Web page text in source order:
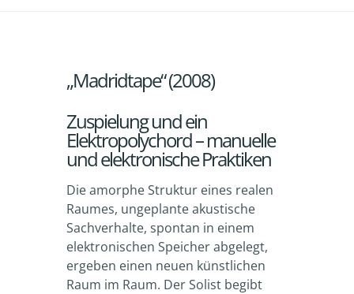
„Madridtape“ (2008)
Zuspielung und ein
Elektropolychord – manuelle
und elektronische Praktiken
Die amorphe Struktur eines realen
Raumes, ungeplante akustische
Sachverhalte, spontan in einem
elektronischen Speicher abgelegt,
ergeben einen neuen künstlichen
Raum im Raum. Der Solist begibt